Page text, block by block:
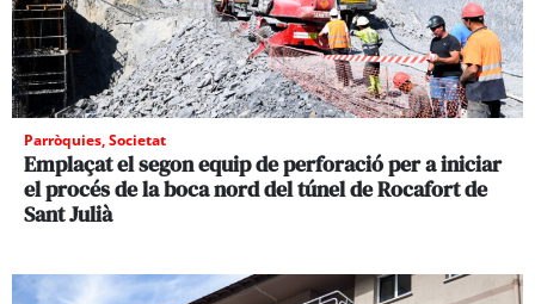
Parròquies,Societat
Emplaçat el segon equip de perforació per a iniciar
el procés de la boca nord del túnel de Rocafort de
Sant Julià